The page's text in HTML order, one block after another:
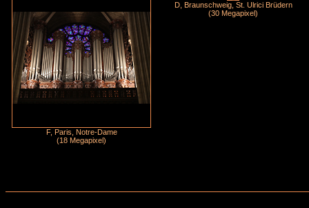
F, Paris, Notre-Dame
(18 Megapixel)
D, Braunschweig, St. Ulrici Brüdern
(30 Megapixel)